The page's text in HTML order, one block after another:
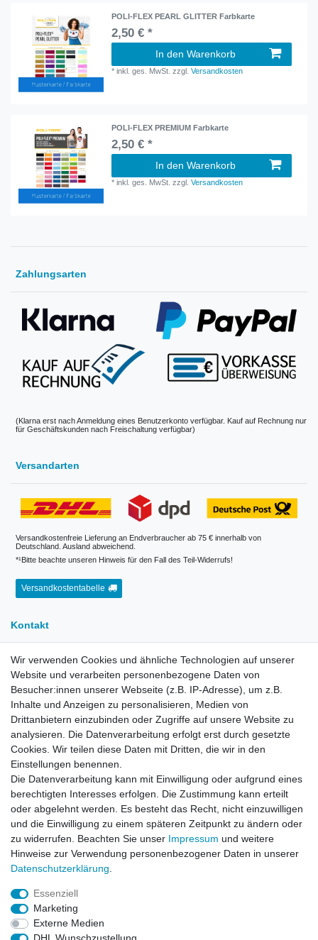
POLI-FLEX PEARL GLITTER Farbkarte
2,50 € *
In den Warenkorb
*inkl. ges. MwSt. zzgl.Versandkosten
POLI-FLEX PREMIUM Farbkarte
2,50 € *
In den Warenkorb
*inkl. ges. MwSt. zzgl.Versandkosten
Zahlungsarten
(Klarna erst nach Anmeldung eines Benutzerkonto verfügbar. Kauf auf Rechnung nur
für Geschäftskunden nach Freischaltung verfügbar)
Versandarten
Versandkostenfreie Lieferung an Endverbraucher ab 75 € innerhalb von
Deutschland. Ausland abweichend.
*¹Bitte beachte unseren Hinweis für den Fall des Teil-Widerrufs!
Versandkostentabelle
Kontakt
E-Mail:info[at]kreativplotter.de
Telefon:0202-87063640
Öffnungszeiten:
Montag bis Freitag von 8.30 - 15.30 Uhr
Kontaktformular
Informationen
Registrieren
Widerrufsrecht
Datenschutzerklärung
AGB
Impressum
Widerrufsbutton
Wir verwenden Cookies und ähnliche Technologien auf unserer
Website und verarbeiten personenbezogene Daten von
Besucher:innen unserer Webseite (z.B. IP-Adresse), um z.B.
Inhalte und Anzeigen zu personalisieren, Medien von
Drittanbietern einzubinden oder Zugriffe auf unsere Website zu
analysieren. Die Datenverarbeitung erfolgt erst durch gesetzte
Cookies. Wir teilen diese Daten mit Dritten, die wir in den
Einstellungen benennen.
Die Datenverarbeitung kann mit Einwilligung oder aufgrund eines
berechtigten Interesses erfolgen. Die Zustimmung kann erteilt
oder abgelehnt werden. Es besteht das Recht, nicht einzuwilligen
und die Einwilligung zu einem späteren Zeitpunkt zu ändern oder
zu widerrufen. Beachten Sie unser Impressum und weitere
Hinweise zur Verwendung personenbezogener Daten in unserer
Daten­schutz­erklärung
Essenziell
Marketing
Externe Medien